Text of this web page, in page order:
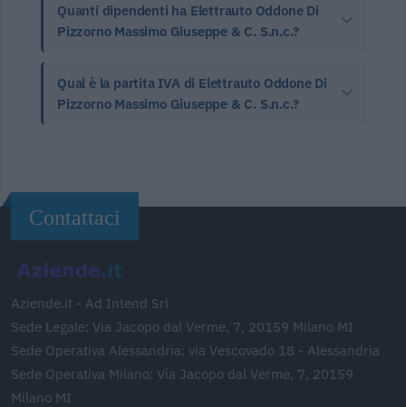
Quanti dipendenti ha Elettrauto Oddone Di
Pizzorno Massimo Giuseppe & C. S.n.c.?
Qual è la partita IVA di Elettrauto Oddone Di
Pizzorno Massimo Giuseppe & C. S.n.c.?
Contattaci
Aziende.it - Ad Intend Srl
Sede Legale: Via Jacopo dal Verme, 7, 20159 Milano MI
Sede Operativa Alessandria: via Vescovado 18 - Alessandria
Sede Operativa Milano: Via Jacopo dal Verme, 7, 20159
Milano MI